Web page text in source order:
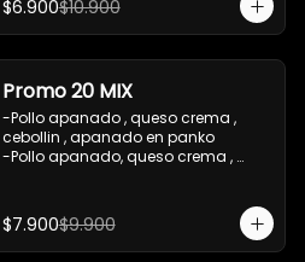
palta ,envuelto en palta , salsa
-Incluye 1 bebida ( coca cola zero)
-Imagen referencial .
$6.900$10.900
Promo 20 MIX
-Pollo apanado , queso crema ,
cebollin , apanado en panko
-Pollo apanado, queso crema ,
-incluye 1 salsa de soya , 1 salsa
teriyaki
$7.900$9.900